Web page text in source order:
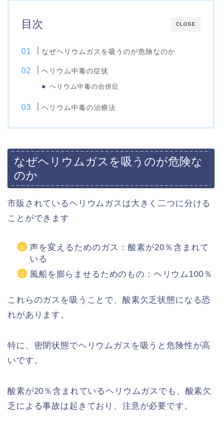
CLOSE
目次
なぜヘリウムガスを吸うのが危険なのか
ヘリウム中毒の症状
ヘリウム中毒の合併症
ヘリウム中毒の治療法
なぜヘリウムガスを吸うのが危険な
のか
市販されているヘリウムガスは大きく二つに分ける
ことができます
声を変えるためのガス：酸素が20％含まれて
いる
風船を膨らませるためのもの：ヘリウム100％
これらのガスを吸うことで、酸素欠乏状態になる恐
れがあります。
特に、密閉状態でヘリウムガスを吸うと危険性が高
いです。
酸素が20％含まれているヘリウムガスでも、酸素欠
乏による事故は起きており、注意が必要です。